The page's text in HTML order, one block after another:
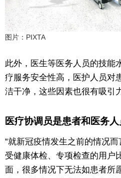
图片：PIXTA
此外，医生等医务人员的技能
疗服务安全性高，医护人员对
洁干净，这些因素也很有吸引
医疗协调员是患者和医务
“就新冠疫情发生之前的情况
受健康体检、专项检查的用户
面，很多情况下无法如患者所